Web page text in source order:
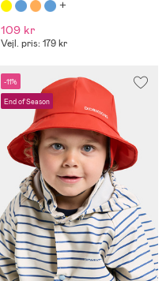
109 kr
Vejl. pris: 179 kr
-11%
End of Season